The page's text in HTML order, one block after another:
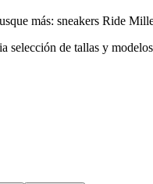
más: sneakers Ride
selección de tallas y